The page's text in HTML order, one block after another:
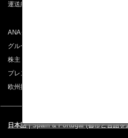
運送約款
ANAグループについて
グループ企業一覧
株主・投資家情報
プレスリリース
欧州採用情報
日本語 | Spain & Portugal (都市と言語を